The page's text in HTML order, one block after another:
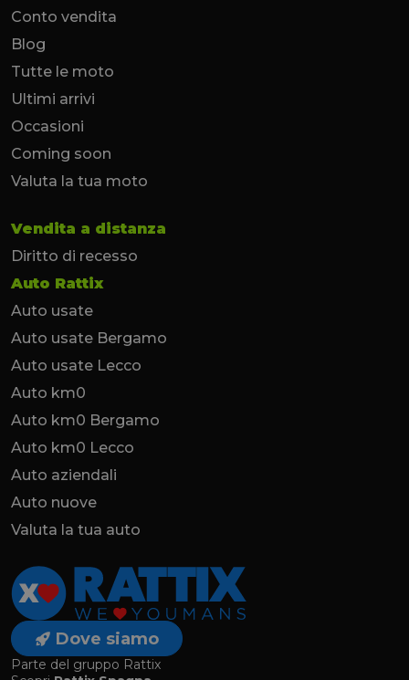
Conto vendita
Blog
Tutte le moto
Ultimi arrivi
Occasioni
Coming soon
Valuta la tua moto
Vendita a distanza
Diritto di recesso
Auto Rattix
Auto usate
Auto usate Bergamo
Auto usate Lecco
Auto km0
Auto km0 Bergamo
Auto km0 Lecco
Auto aziendali
Auto nuove
Valuta la tua auto
Dove siamo
Parte del gruppo Rattix